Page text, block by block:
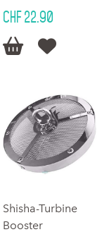
CHF 22.90
 
Shisha-Turbine
Booster